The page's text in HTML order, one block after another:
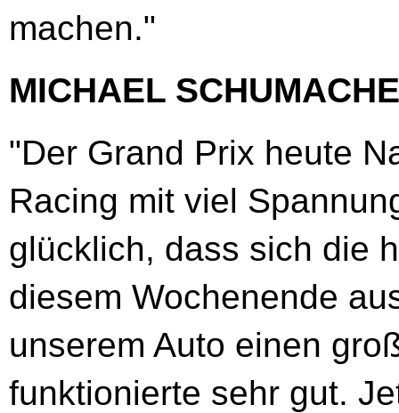
machen."
MICHAEL
"Der Grand Prix heute
Racing mit viel
glücklich, dass sich die
diesem Wochenende
unserem Auto einen
funktionierte sehr gut.